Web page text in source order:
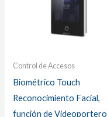
Control de Accesos
Biométrico Touch
Reconocimiento Facial,
función de Videoportero